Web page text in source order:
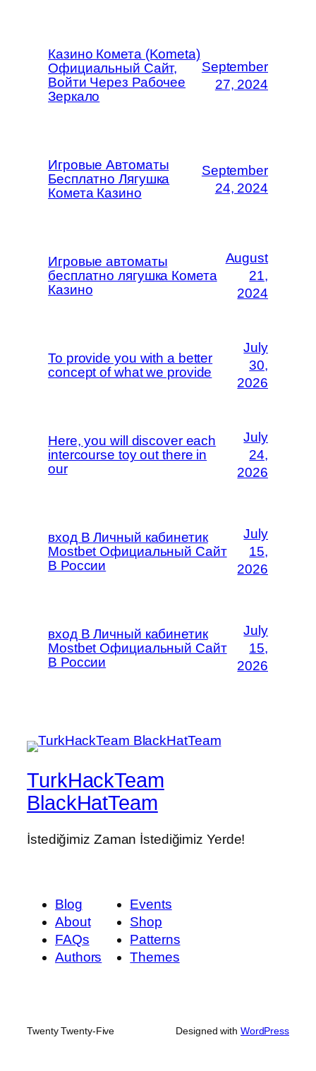
Казино Комета (Kometa)
Официальный Сайт,
Войти Через Рабочее
Зеркало
September
27, 2024
Игровые Автоматы
Бесплатно Лягушка
Комета Казино
September
24, 2024
Игровые автоматы
бесплатно лягушка Комета
Казино
August
21,
2024
To provide you with a better
concept of what we provide
July
30,
2026
Here, you will discover each
intercourse toy out there in
our
July
24,
2026
вход В Личный кабинетик
Mostbet Официальный Сайт
В России
July
15,
2026
вход В Личный кабинетик
Mostbet Официальный Сайт
В России
July
15,
2026
TurkHackTeam
BlackHatTeam
İstediğimiz Zaman İstediğimiz Yerde!
Blog
About
FAQs
Authors
Events
Shop
Patterns
Themes
Twenty Twenty-Five Designed with WordPress